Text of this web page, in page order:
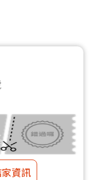
資訊